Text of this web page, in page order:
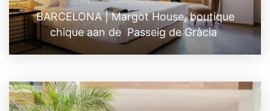
BARCELONA | Margot House, boutique
chique aan de Passeig de Gràcia